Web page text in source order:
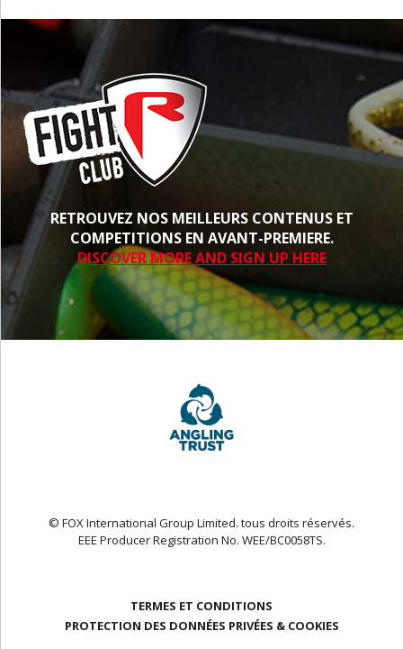
RETROUVEZ NOS MEILLEURS CONTENUS ET
COMPETITIONS EN AVANT-PREMIERE.
DISCOVER MORE AND SIGN UP HERE
© FOX International Group Limited. tous droits réservés.
EEE Producer Registration No. WEE/BC0058TS.
TERMES ET CONDITIONS
PROTECTION DES DONNÉES PRIVÉES & COOKIES